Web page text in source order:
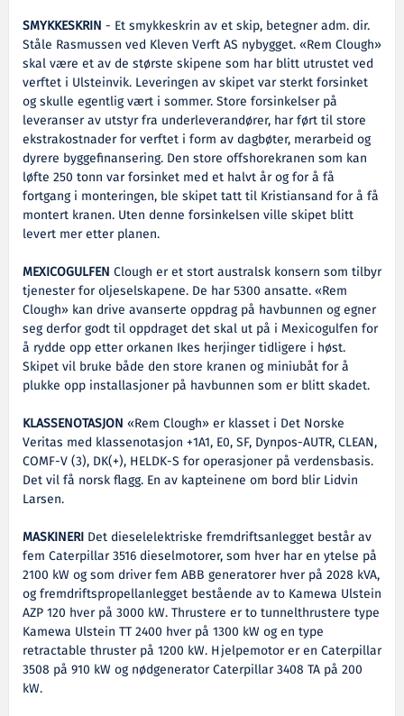
SMYKKESKRIN - Et smykkeskrin av et skip, betegner adm. dir.
Ståle Rasmussen ved Kleven Verft AS nybygget. «Rem Clough»
skal være et av de største skipene som har blitt utrustet ved
verftet i Ulsteinvik. Leveringen av skipet var sterkt forsinket
og skulle egentlig vært i sommer. Store forsinkelser på
leveranser av utstyr fra underleverandører, har ført til store
ekstrakostnader for verftet i form av dagbøter, merarbeid og
dyrere byggefinansering. Den store offshorekranen som kan
løfte 250 tonn var forsinket med et halvt år og for å få
fortgang i monteringen, ble skipet tatt til Kristiansand for å få
montert kranen. Uten denne forsinkelsen ville skipet blitt
levert mer etter planen.
MEXICOGULFEN Clough er et stort australsk konsern som tilbyr
tjenester for oljeselskapene. De har 5300 ansatte. «Rem
Clough» kan drive avanserte oppdrag på havbunnen og egner
seg derfor godt til oppdraget det skal ut på i Mexicogulfen for
å rydde opp etter orkanen Ikes herjinger tidligere i høst.
Skipet vil bruke både den store kranen og miniubåt for å
plukke opp installasjoner på havbunnen som er blitt skadet.
KLASSENOTASJON «Rem Clough» er klasset i Det Norske
Veritas med klassenotasjon +1A1, E0, SF, Dynpos-AUTR, CLEAN,
COMF-V (3), DK(+), HELDK-S for operasjoner på verdensbasis.
Det vil få norsk flagg. En av kapteinene om bord blir Lidvin
Larsen.
MASKINERI Det dieselelektriske fremdriftsanlegget består av
fem Caterpillar 3516 dieselmotorer, som hver har en ytelse på
2100 kW og som driver fem ABB generatorer hver på 2028 kVA,
og fremdriftspropellanlegget bestående av to Kamewa Ulstein
AZP 120 hver på 3000 kW. Thrustere er to tunnelthrustere type
Kamewa Ulstein TT 2400 hver på 1300 kW og en type
retractable thruster på 1200 kW. Hjelpemotor er en Caterpillar
3508 på 910 kW og nødgenerator Caterpillar 3408 TA på 200
kW.